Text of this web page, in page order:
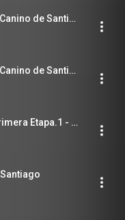
Empieza una Nueva Vida.5 - El Canino de Santiago
Empieza una Nueva Vida.6 - El Canino de Santiago
Empieza una Nueva Vida.7 & Primera Etapa.1 - El Canino de Santiago